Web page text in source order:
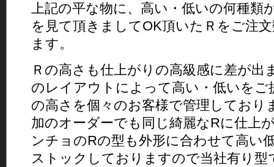
上記の平な物に、高い・低いの何種類
を見て頂きましてOK頂いたＲをご注
ます。
Ｒの高さも仕上がりの高級感に差が出
のレイアウトによって高い・低いをご
の高さを個々のお客様で管理しており
加のオーダーでも同じ綺麗なRに仕上
ンチョのRの型も外形に合わせて高い
ストックしておりますので当社有り型